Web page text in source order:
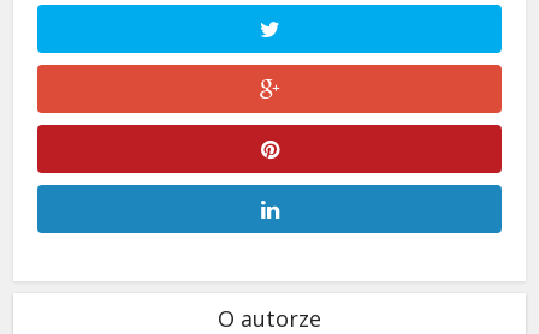
O autorze